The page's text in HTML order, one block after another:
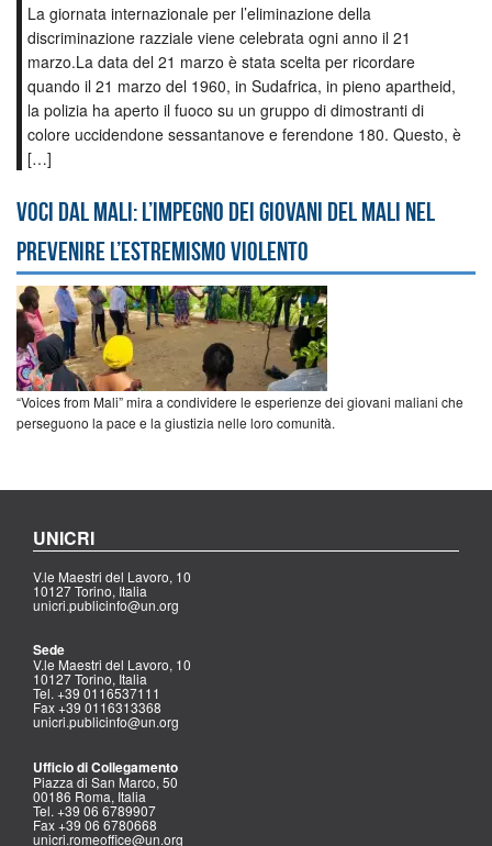
La giornata internazionale per l’eliminazione della
discriminazione razziale viene celebrata ogni anno il 21
marzo.La data del 21 marzo è stata scelta per ricordare
quando il 21 marzo del 1960, in Sudafrica, in pieno apartheid,
la polizia ha aperto il fuoco su un gruppo di dimostranti di
colore uccidendone sessantanove e ferendone 180. Questo, è
[…]
Voci dal Mali: l’impegno dei giovani del Mali nel
prevenire l’estremismo violento
“Voices from Mali” mira a condividere le esperienze dei giovani maliani che
perseguono la pace e la giustizia nelle loro comunità.
UNICRI
V.le Maestri del Lavoro, 10
10127 Torino, Italia
unicri.publicinfo@un.org
Sede
V.le Maestri del Lavoro, 10
10127 Torino, Italia
Tel. +39 0116537111
Fax +39 0116313368
unicri.publicinfo@un.org
Ufficio di Collegamento
Piazza di San Marco, 50
00186 Roma, Italia
Tel. +39 06 6789907
Fax +39 06 6780668
unicri.romeoffice@un.org